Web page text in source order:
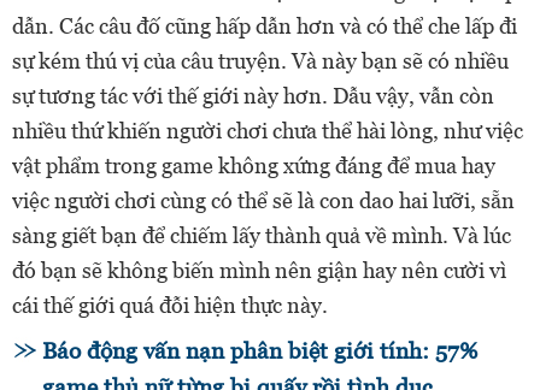
dẫn. Các câu đố cũng hấp dẫn hơn và có thể che lấp đi
sự kém thú vị của câu truyện. Và này bạn sẽ có nhiều
sự tương tác với thế giới này hơn. Dẫu vậy, vẫn còn
nhiều thứ khiến người chơi chưa thể hài lòng, như việc
vật phẩm trong game không xứng đáng để mua hay
việc người chơi cùng có thể sẽ là con dao hai lưỡi, sẵn
sàng giết bạn để chiếm lấy thành quả về mình. Và lúc
đó bạn sẽ không biến mình nên giận hay nên cười vì
cái thế giới quá đỗi hiện thực này.
Báo động vấn nạn phân biệt giới tính: 57%